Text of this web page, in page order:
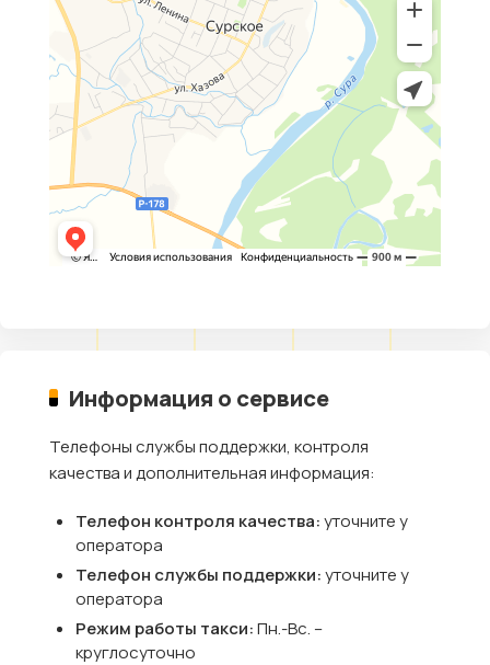
Информация о сервисе
Телефоны службы поддержки, контроля
качества и дополнительная информация:
Телефон контроля качества:уточните у
оператора
Телефон службы поддержки:уточните у
оператора
Режим работы такси:Пн.-Вс. –
круглосуточно